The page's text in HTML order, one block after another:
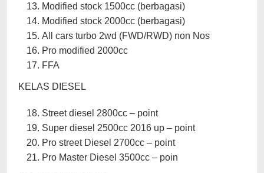
Modified stock 1500cc (berbagasi)
Modified stock 2000cc (berbagasi)
All cars turbo 2wd (FWD/RWD) non Nos
Pro modified 2000cc
FFA
KELAS DIESEL
Street diesel 2800cc – point
Super diesel 2500cc 2016 up – point
Pro street Diesel 2700cc – point
Pro Master Diesel 3500cc – poin